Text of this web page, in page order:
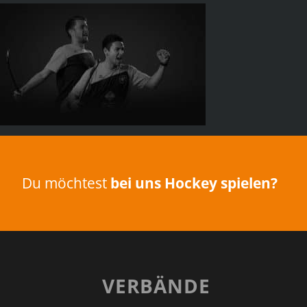
Du möchtest bei uns Hockey spielen?
VERBÄNDE